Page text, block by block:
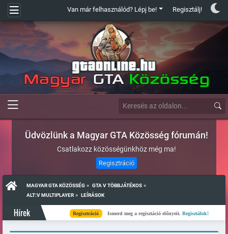
Van már felhasználód? Lépj be! Regisztálj!
Üdvözlünk a Magyar GTA Közösség fórumán!
Csatlakozz közösségünkhöz még ma!
Regisztráció
MAGYAR GTA KÖZÖSSÉG » GTA V TÖBBJÁTÉKOS »
ALT:V MULTIPLAYER » LEÍRÁSOK
Hírek Regisztráció Ismerd meg a regisztáció előnyeit.Regisztálok!